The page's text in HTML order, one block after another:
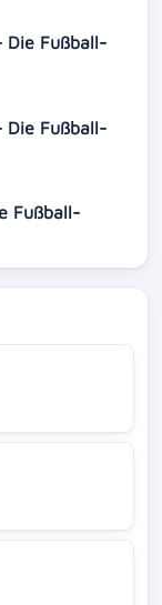
Die Fußball-
Die Fußball-
Fußball-